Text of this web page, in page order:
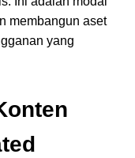
membangun aset
yang